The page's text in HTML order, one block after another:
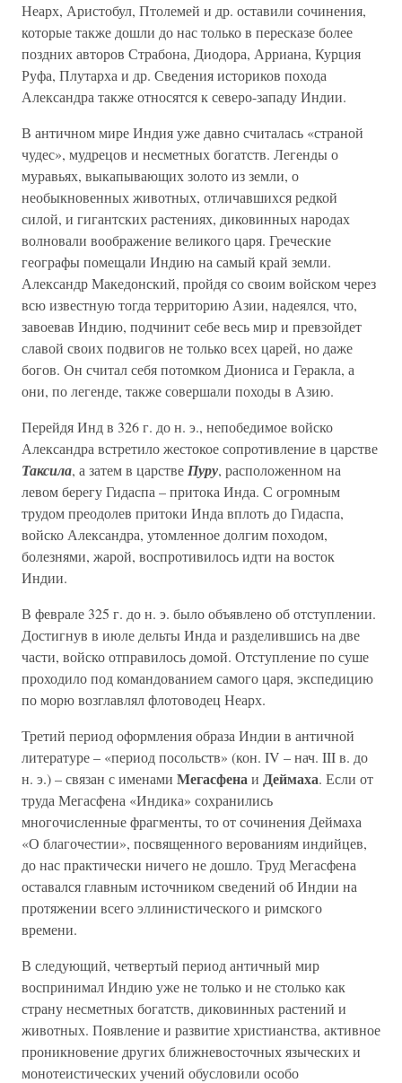
Неарх, Аристобул, Птолемей и др. оставили сочинения,
которые также дошли до нас только в пересказе более
поздних авторов Страбона, Диодора, Арриана, Курция
Руфа, Плутарха и др. Сведения историков похода
Александра также относятся к северо-западу Индии.
В античном мире Индия уже давно считалась «страной
чудес», мудрецов и несметных богатств. Легенды о
муравьях, выкапывающих золото из земли, о
необыкновенных животных, отличавшихся редкой
силой, и гигантских растениях, диковинных народах
волновали воображение великого царя. Греческие
географы помещали Индию на самый край земли.
Александр Македонский, пройдя со своим войском через
всю известную тогда территорию Азии, надеялся, что,
завоевав Индию, подчинит себе весь мир и превзойдет
славой своих подвигов не только всех царей, но даже
богов. Он считал себя потомком Диониса и Геракла, а
они, по легенде, также совершали походы в Азию.
Перейдя Инд в 326 г. до н. э., непобедимое войско
Александра встретило жестокое сопротивление в царстве
Таксила, а затем в царствеПуру, расположенном на
левом берегу Гидаспа – притока Инда. С огромным
трудом преодолев притоки Инда вплоть до Гидаспа,
войско Александра, утомленное долгим походом,
болезнями, жарой, воспротивилось идти на восток
Индии.
В феврале 325 г. до н. э. было объявлено об отступлении.
Достигнув в июле дельты Инда и разделившись на две
части, войско отправилось домой. Отступление по суше
проходило под командованием самого царя, экспедицию
по морю возглавлял флотоводец Неарх.
Третий период оформления образа Индии в античной
литературе – «период посольств» (кон. IV – нач. III в. до
н. э.) – связан с именами Мегасфенаи Деймаха. Если от
труда Мегасфена «Индика» сохранились
многочисленные фрагменты, то от сочинения Деймаха
«О благочестии», посвященного верованиям индийцев,
до нас практически ничего не дошло. Труд Мегасфена
оставался главным источником сведений об Индии на
протяжении всего эллинистического и римского
времени.
В следующий, четвертый период античный мир
воспринимал Индию уже не только и не столько как
страну несметных богатств, диковинных растений и
животных. Появление и развитие христианства, активное
проникновение других ближневосточных языческих и
монотеистических учений обусловили особо